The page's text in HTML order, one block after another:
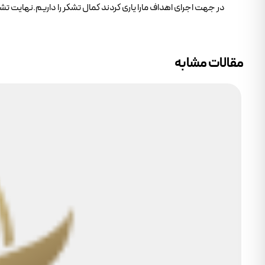
در جهت اجرای اهداف مارا یاری کردند کمال تشکر را
مقالات مشابه